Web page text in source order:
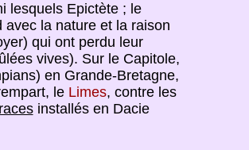
lesquels Epictète ; le
la nature et la raison
qui ont perdu leur
vives). Sur le Capitole,
en Grande-Bretagne,
le Limes, contre les
installés en Dacie